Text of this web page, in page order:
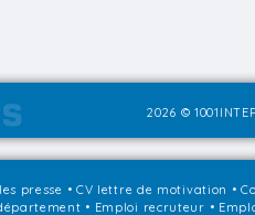
2026 ©
presse • CV lettre de motivation •
• Emploi recruteur •